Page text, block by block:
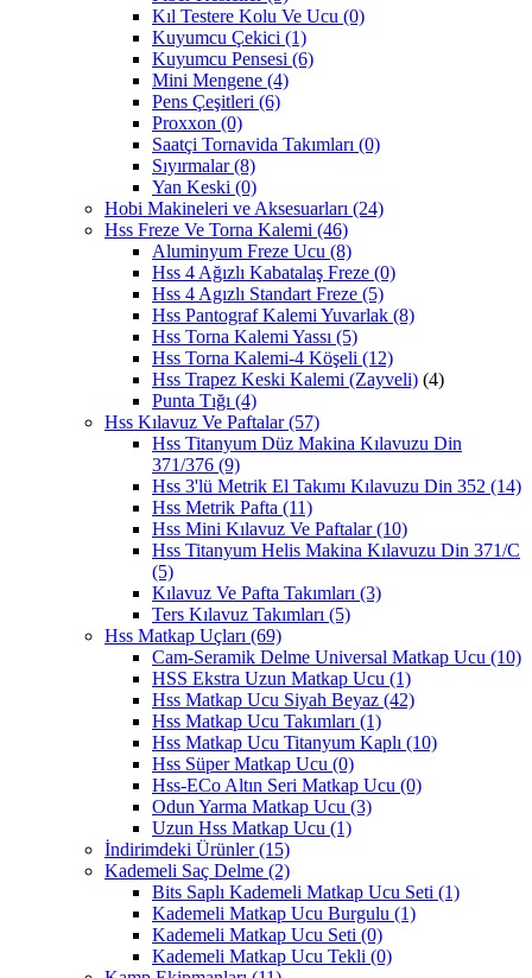
Kıl Testere Kolu Ve Ucu (0)
Kuyumcu Çekici (1)
Kuyumcu Pensesi (6)
Mini Mengene (4)
Pens Çeşitleri (6)
Proxxon (0)
Saatçi Tornavida Takımları (0)
Sıyırmalar(8)
Yan Keski (0)
Hobi Makineleri ve Aksesuarları (24)
Hss Freze Ve Torna Kalemi (46)
Aluminyum Freze Ucu (8)
Hss 4 Ağızlı Kabatalaş Freze (0)
Hss 4 Agızlı Standart Freze (5)
Hss Pantograf Kalemi Yuvarlak (8)
Hss Torna Kalemi Yassı (5)
Hss Torna Kalemi-4 Köşeli (12)
Hss Trapez Keski Kalemi (Zayveli) (4)
Punta Tığı (4)
Hss Kılavuz Ve Paftalar(57)
Hss Titanyum Düz Makina Kılavuzu Din
371/376 (9)
Hss 3'lü Metrik El Takımı Kılavuzu Din 352 (14)
Hss Metrik Pafta (11)
Hss Mini Kılavuz Ve Paftalar(10)
Hss Titanyum Helis Makina Kılavuzu Din 371/C
(5)
Kılavuz Ve Pafta Takımları (3)
Ters Kılavuz Takımları (5)
Hss Matkap Uçları (69)
Cam-Seramik Delme Universal Matkap Ucu (10)
HSS Ekstra Uzun Matkap Ucu (1)
Hss Matkap Ucu Siyah Beyaz (42)
Hss Matkap Ucu Takımları (1)
Hss Matkap Ucu Titanyum Kaplı (10)
Hss Süper Matkap Ucu (0)
Hss-ECo Altın Seri Matkap Ucu (0)
Odun Yarma Matkap Ucu (3)
Uzun Hss Matkap Ucu (1)
İndirimdeki Ürünler(15)
Kademeli Saç Delme (2)
Bits Saplı Kademeli Matkap Ucu Seti (1)
Kademeli Matkap Ucu Burgulu (1)
Kademeli Matkap Ucu Seti (0)
Kademeli Matkap Ucu Tekli (0)